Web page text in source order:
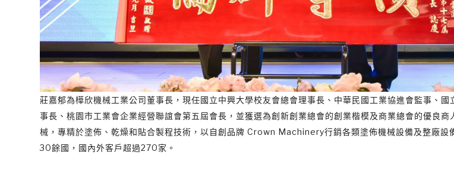
莊嘉郁為樺欣機械工業公司董事長，現任國立中興大學校友會總會理事長、中華民國工業協進會監事、國
事長、桃園市工業會企業經營聯誼會第五屆會長，並獲選為創新創業總會的創業楷模及商業總會的優良
械，專精於塗佈、乾燥和貼合製程技術，以自創品牌 Crown Machinery行銷各類塗佈機械設備及整廠設
30餘國，國內外客戶超過270家。